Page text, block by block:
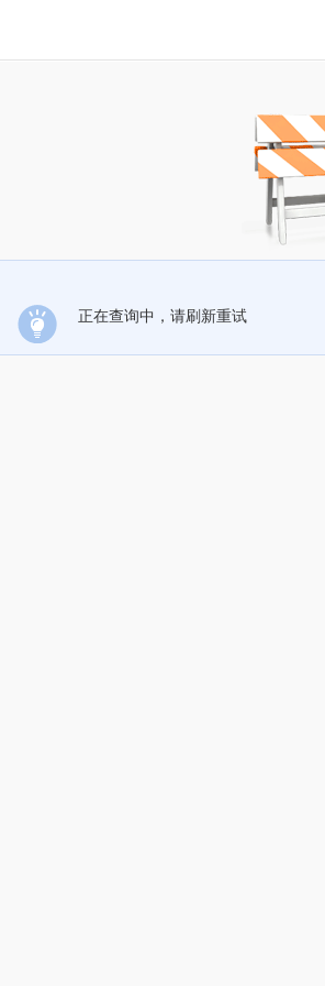
正在查询中，请刷新重试